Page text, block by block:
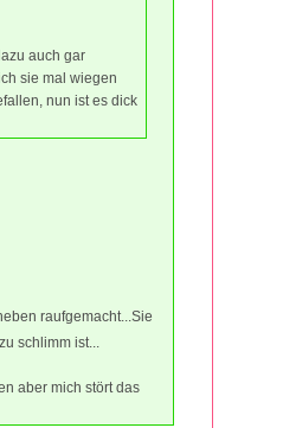
auch gar
sie mal wiegen
nun ist es dick
raufgemacht...Sie
schlimm ist...
aber mich stört das